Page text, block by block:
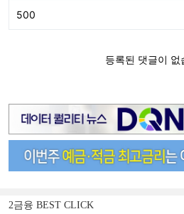
2금융 BEST CLICK